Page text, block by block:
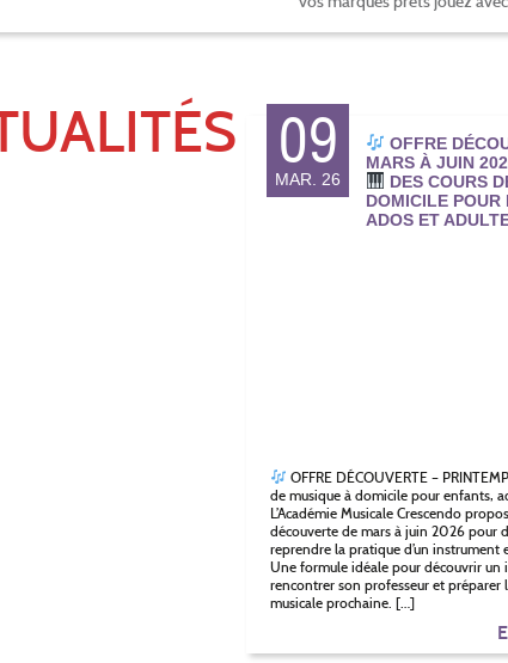
09
MAR. 26
OFFRE
MARS À JUIN
DES COURS
DOMICILE POUR
ADOS ET
OFFRE DÉCOUVERTE –
de musique à domicile pour enfants,
L’Académie Musicale Crescendo
découverte de mars à juin 2026 pour
reprendre la pratique d’un instrument
Une formule idéale pour découvrir un
rencontrer son professeur et préparer
musicale prochaine. […]